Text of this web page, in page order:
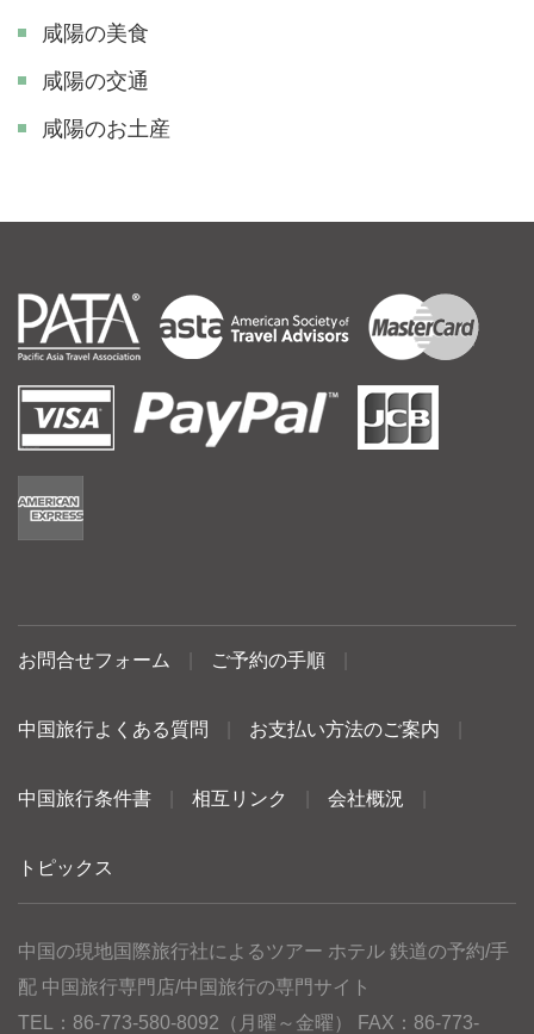
咸陽の美食
咸陽の交通
咸陽のお土産
お問合せフォーム ご予約の手順
中国旅行よくある質問 お支払い方法のご案内
中国旅行条件書 相互リンク 会社概況
トピックス
中国の現地国際旅行社によるツアー ホテル 鉄道の予約/手
配 中国旅行専門店/中国旅行の専門サイト
TEL：86-773-580-8092（月曜～金曜） FAX：86-773-